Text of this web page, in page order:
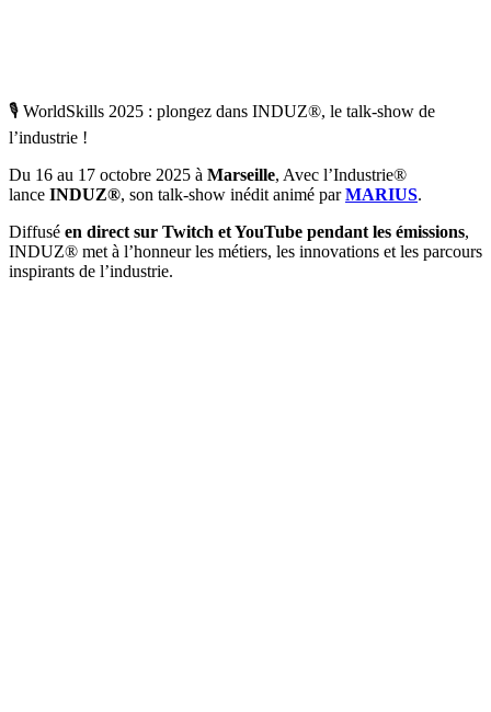
🎙️ WorldSkills 2025 : plongez dans INDUZ®, le talk-show de
l’industrie !
Du 16 au 17 octobre 2025 à Marseille, Avec l’Industrie®
lance INDUZ®, son talk-show inédit animé parMARIUS.
Diffusé en direct sur Twitch et YouTube pendant les émissions,
INDUZ® met à l’honneur les métiers, les innovations et les parcours
inspirants de l’industrie.